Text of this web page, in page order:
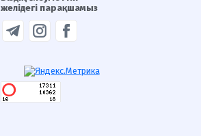
желідегі парақшамыз